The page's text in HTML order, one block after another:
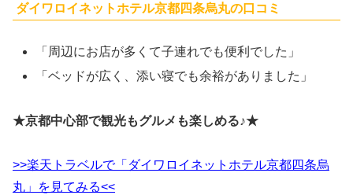
ダイワロイネットホテル京都四条烏丸の口コミ
「周辺にお店が多くて子連れでも便利でした」
「ベッドが広く、添い寝でも余裕がありました」
★京都中心部で観光もグルメも楽しめる♪★
>>楽天トラベルで「ダイワロイネットホテル京都四条烏
丸」を見てみる<<